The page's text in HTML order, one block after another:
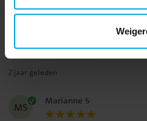
2 jaar geleden
2 jaar geleden
MS
Marianne S